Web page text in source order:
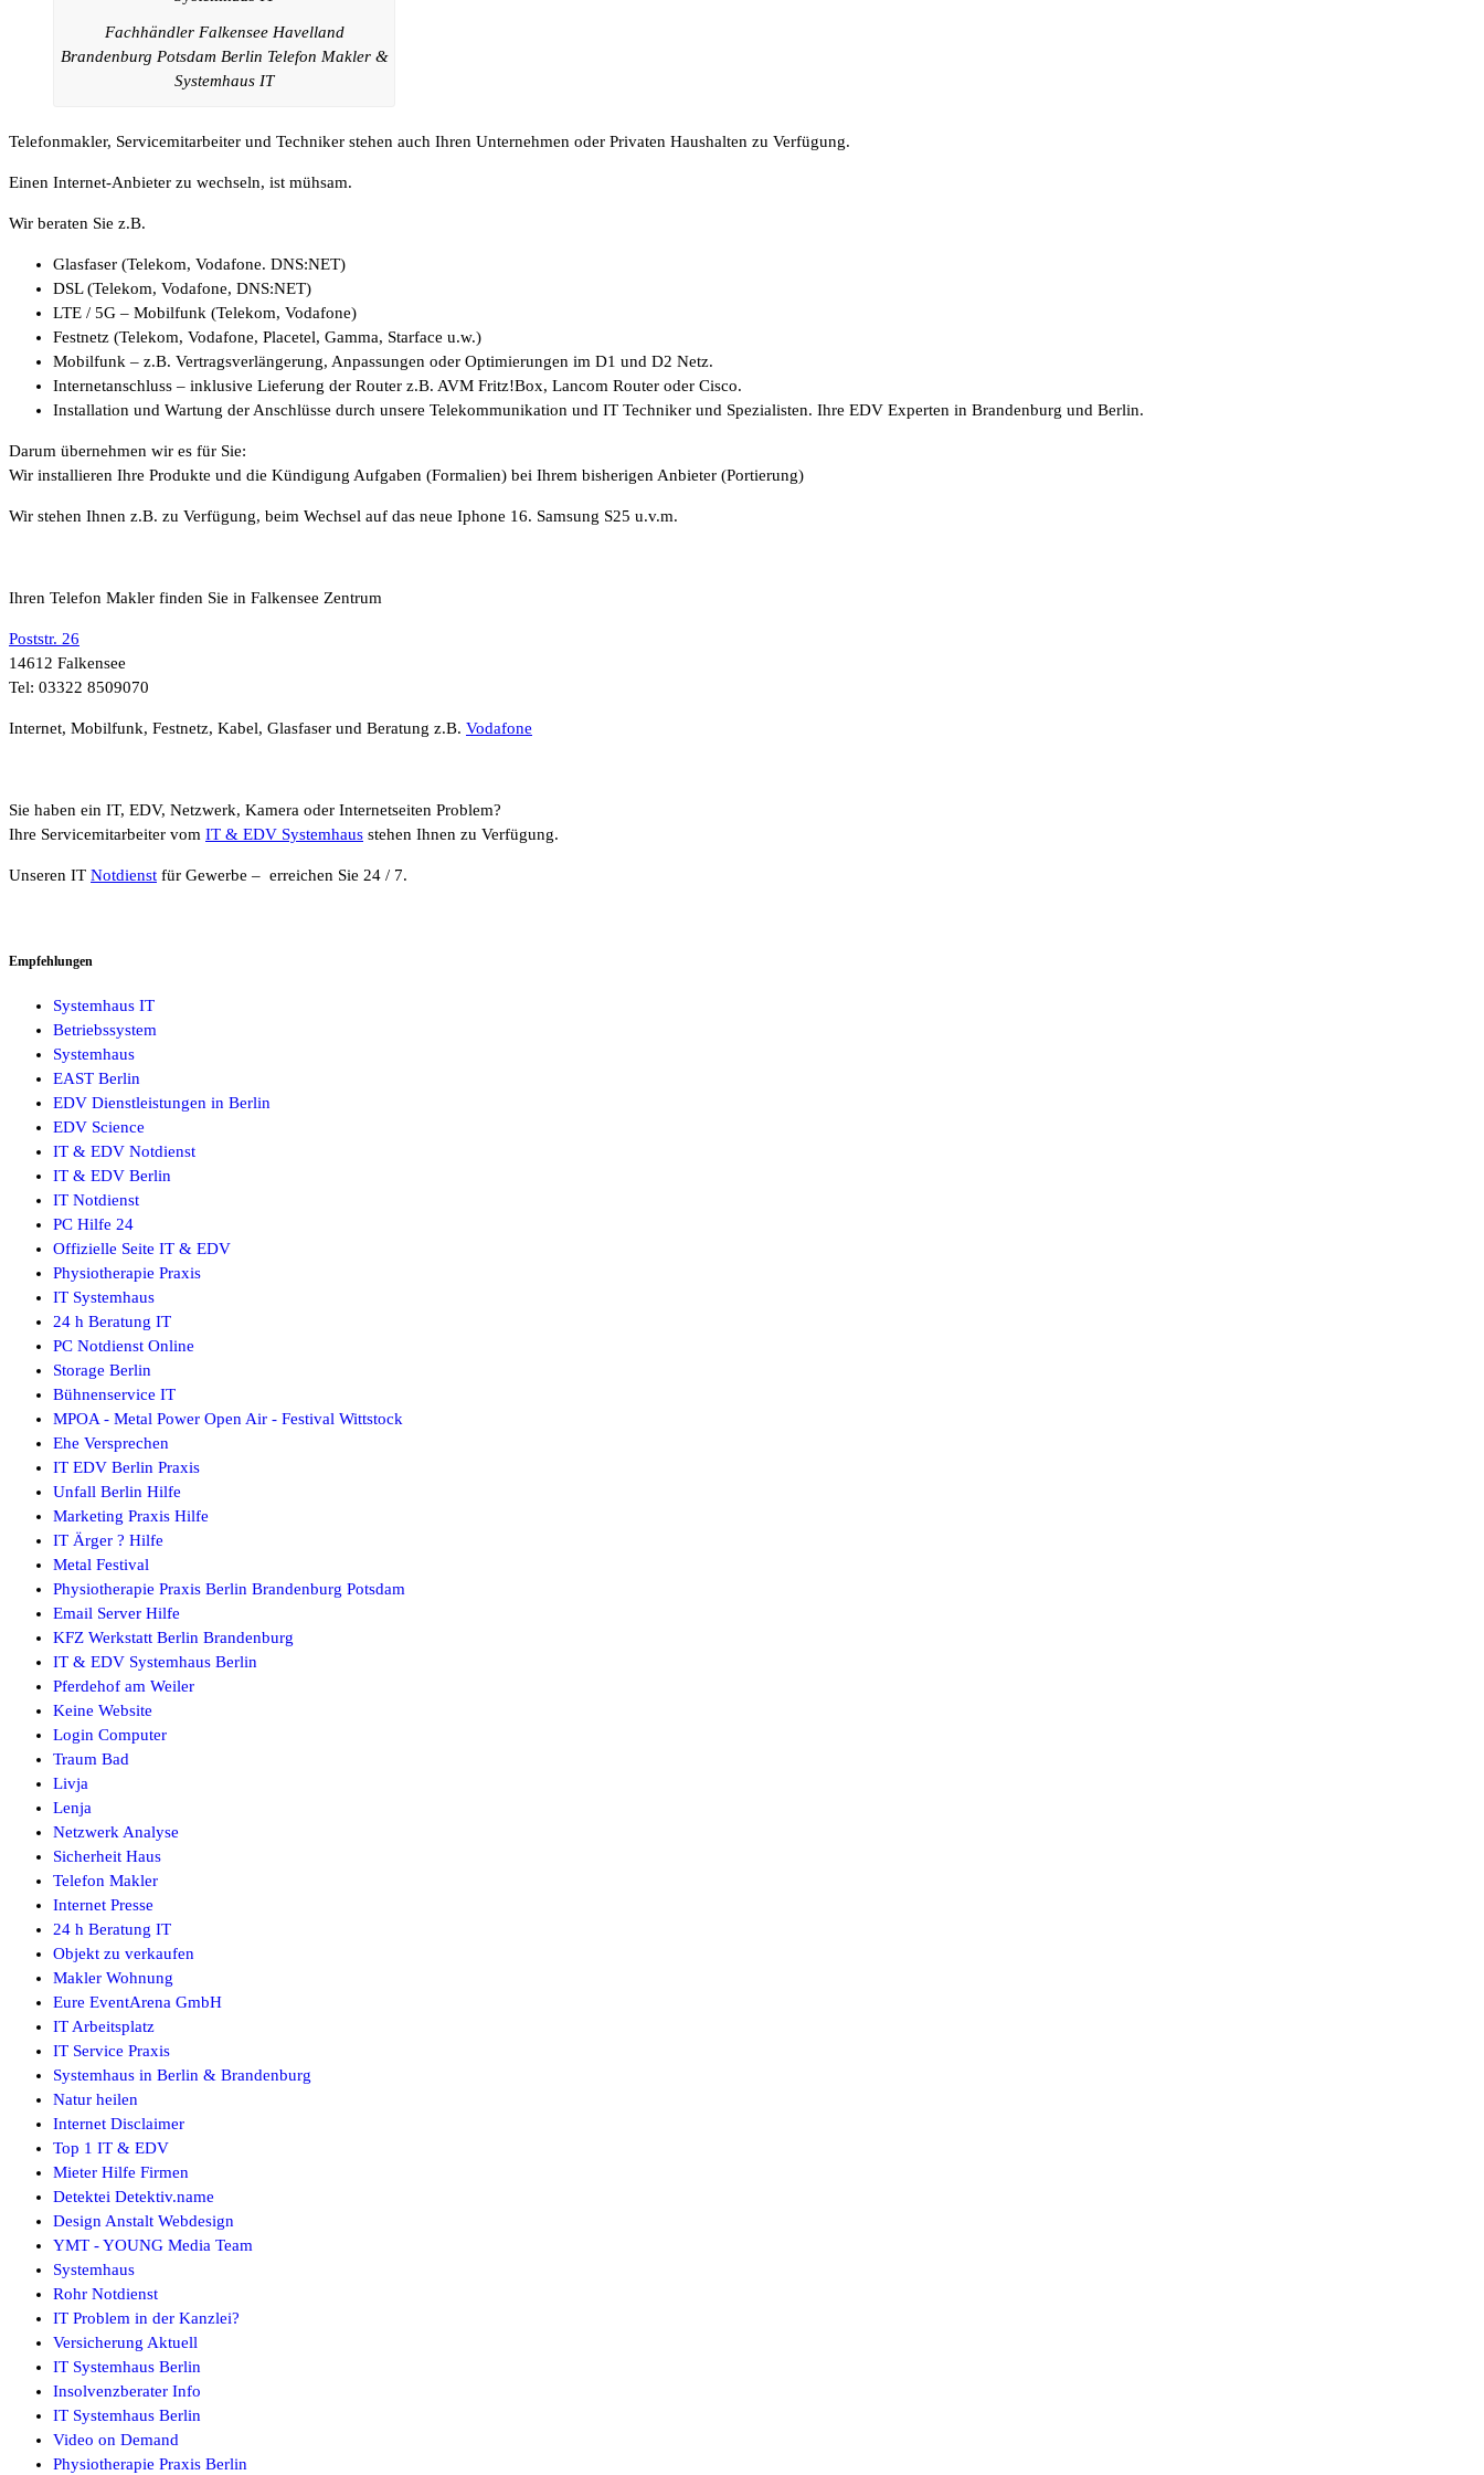
Fachhändler Falkensee Havelland
Brandenburg Potsdam Berlin Telefon Makler &
Systemhaus IT
Telefonmakler, Servicemitarbeiter und Techniker stehen auch Ihren Unternehmen oder Privaten Haushalten zu Verfügung.
Einen Internet-Anbieter zu wechseln, ist mühsam.
Wir beraten Sie z.B.
Glasfaser (Telekom, Vodafone. DNS:NET)
DSL (Telekom, Vodafone, DNS:NET)
LTE / 5G – Mobilfunk (Telekom, Vodafone)
Festnetz (Telekom, Vodafone, Placetel, Gamma, Starface u.w.)
Mobilfunk – z.B. Vertragsverlängerung, Anpassungen oder Optimierungen im D1 und D2 Netz.
Internetanschluss – inklusive Lieferung der Router z.B. AVM Fritz!Box, Lancom Router oder Cisco.
Installation und Wartung der Anschlüsse durch unsere Telekommunikation und IT Techniker und Spezialisten. Ihre EDV Experten in Brandenburg und Berlin.
Darum übernehmen wir es für Sie:
Wir installieren Ihre Produkte und die Kündigung Aufgaben (Formalien) bei Ihrem bisherigen Anbieter (Portierung)
Wir stehen Ihnen z.B. zu Verfügung, beim Wechsel auf das neue Iphone 16. Samsung S25 u.v.m.
Ihren Telefon Makler finden Sie in Falkensee Zentrum
Poststr. 26
14612 Falkensee
Tel: 03322 8509070
Internet, Mobilfunk, Festnetz, Kabel, Glasfaser und Beratung z.B. Vodafone
Sie haben ein IT, EDV, Netzwerk, Kamera oder Internetseiten Problem?
Ihre Servicemitarbeiter vom IT & EDV Systemhaus stehen Ihnen zu Verfügung.
Unseren IT Notdienst für Gewerbe – erreichen Sie 24 / 7.
Empfehlungen
Systemhaus IT
Betriebssystem
Systemhaus
EAST Berlin
EDV Dienstleistungen in Berlin
EDV Science
IT & EDV Notdienst
IT & EDV Berlin
IT Notdienst
PC Hilfe 24
Offizielle Seite IT & EDV
Physiotherapie Praxis
IT Systemhaus
24 h Beratung IT
PC Notdienst Online
Storage Berlin
Bühnenservice IT
MPOA - Metal Power Open Air - Festival Wittstock
Ehe Versprechen
IT EDV Berlin Praxis
Unfall Berlin Hilfe
Marketing Praxis Hilfe
IT Ärger ? Hilfe
Metal Festival
Physiotherapie Praxis Berlin Brandenburg Potsdam
Email Server Hilfe
KFZ Werkstatt Berlin Brandenburg
IT & EDV Systemhaus Berlin
Pferdehof am Weiler
Keine Website
Login Computer
Traum Bad
Livja
Lenja
Netzwerk Analyse
Sicherheit Haus
Telefon Makler
Internet Presse
24 h Beratung IT
Objekt zu verkaufen
Makler Wohnung
Eure EventArena GmbH
IT Arbeitsplatz
IT Service Praxis
Systemhaus in Berlin & Brandenburg
Natur heilen
Internet Disclaimer
Top 1 IT & EDV
Mieter Hilfe Firmen
Detektei Detektiv.name
Design Anstalt Webdesign
YMT - YOUNG Media Team
Systemhaus
Rohr Notdienst
IT Problem in der Kanzlei?
Versicherung Aktuell
IT Systemhaus Berlin
Insolvenzberater Info
IT Systemhaus Berlin
Video on Demand
Physiotherapie Praxis Berlin